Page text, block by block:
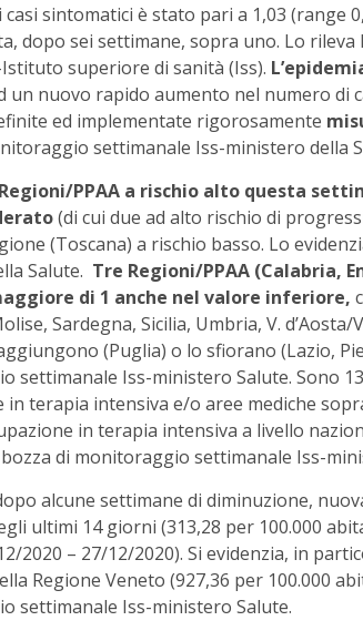
casi sintomatici è stato pari a 1,03 (range
dopo sei settimane, sopra uno. Lo
superiore di sanità (Iss).
un nuovo rapido aumento nel numero di
ed implementate rigorosamente
settimanale Iss-ministero della
Regioni/PPAA a rischio alto questa
(di cui due ad alto rischio di
(Toscana) a rischio basso. Lo
Salute. Tre Regioni/PPAA (Calabria,
di 1 anche nel valore inferiore,
Sardegna, Sicilia, Umbria, V.
(Puglia) o lo sfiorano (Lazio,
settimanale Iss-ministero Salute. Sono
in terapia intensiva e/o aree mediche
in terapia intensiva a livello
di monitoraggio settimanale Iss-
alcune settimane di diminuzione,
ultimi 14 giorni (313,28 per 100.000
2020 – 27/12/2020). Si evidenzia, in
Regione Veneto (927,36 per 100.000
settimanale Iss-ministero Salute.